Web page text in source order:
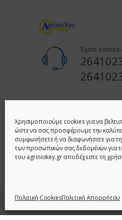
Χρησιμοποιούμε cookies για να
ώστε να σας προσφέρουμε την
συμφωνήσετε ή να διαφωνήσετε για
των προσωπικών σας δεδομένων για
του agriniokey.gr αποδέχεστε τη
Πολιτική CookiesΠολιτική Απορρήτου
Έχετε
1ο Κατάστημα: Ι.
2ο Κατάστημα: ΠΑΝΟΥ
6980907808
© 2021 - Agrinio Key - All